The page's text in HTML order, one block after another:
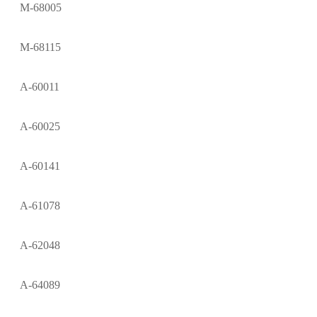
M-68005
M-68115
A-60011
A-60025
A-60141
A-61078
A-62048
A-64089